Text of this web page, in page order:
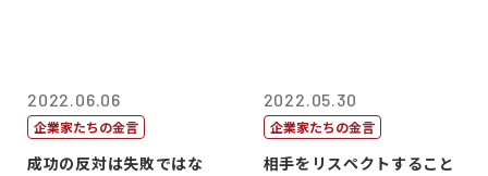
2022.06.06
企業家たちの金言
成功の反対は失敗ではな
2022.05.30
企業家たちの金言
相手をリスペクトすること